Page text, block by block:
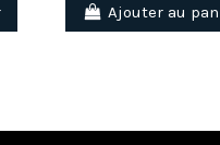
Ajouter au